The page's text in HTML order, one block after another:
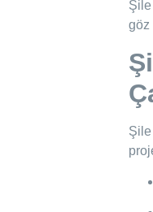
Şile
göz
Şile